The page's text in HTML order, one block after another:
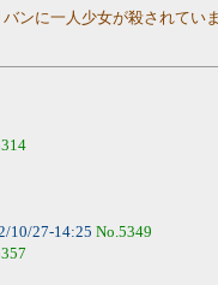
ンに一人少女が殺されて
10/27-14:25 No.5349